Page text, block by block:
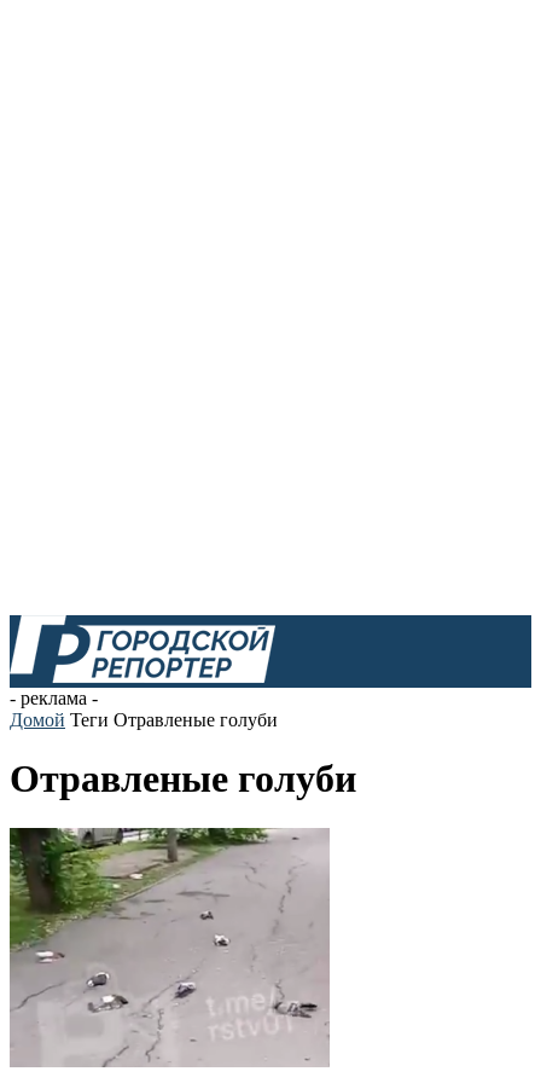
- реклама -
Домой Теги Отравленые голуби
Отравленые голуби